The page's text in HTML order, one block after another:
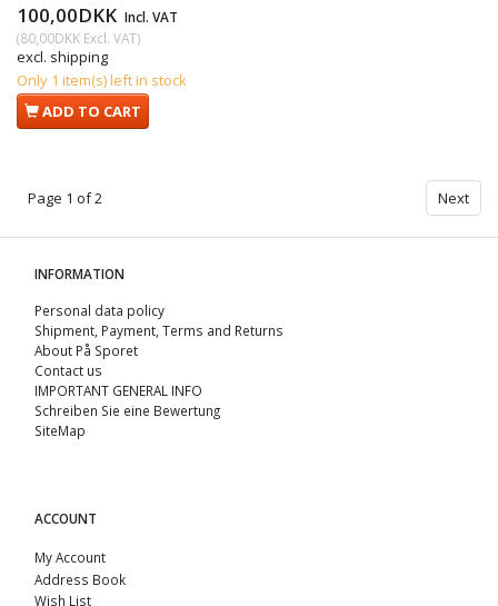
100,00DKK Incl. VAT
(80,00DKK Excl. VAT)
excl. shipping
Only 1 item(s) left in stock
ADD TO CART
Page 1 of 2 Next
INFORMATION
Personal data policy
Shipment, Payment, Terms and Returns
About På Sporet
Contact us
IMPORTANT GENERAL INFO
Schreiben Sie eine Bewertung
SiteMap
ACCOUNT
My Account
Address Book
Wish List